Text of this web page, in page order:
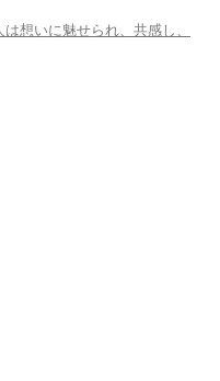
想いに魅せられ、共感し、